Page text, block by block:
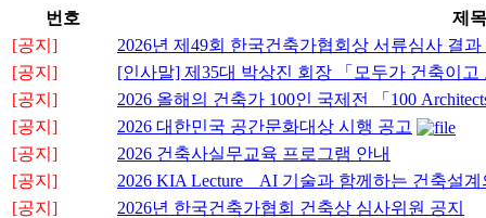
번호
제목
[공지]
2026년 제49회 한국건축가협회상 서류심사 결과
[공지]
[인사말] 제35대 박상진 회장 「모두가 건축이
[공지]
2026 올해의 건축가 100인 국제전 「100
[공지]
2026 대한민국 공간문화대상 시행 공고
[공지]
2026 건축사실무교육 프로그램 안내
[공지]
2026 KIA Lecture _ AI 기술과 함께하는 건축설
[공지]
2026년 한국건축가협회 건축상 심사위원 공지